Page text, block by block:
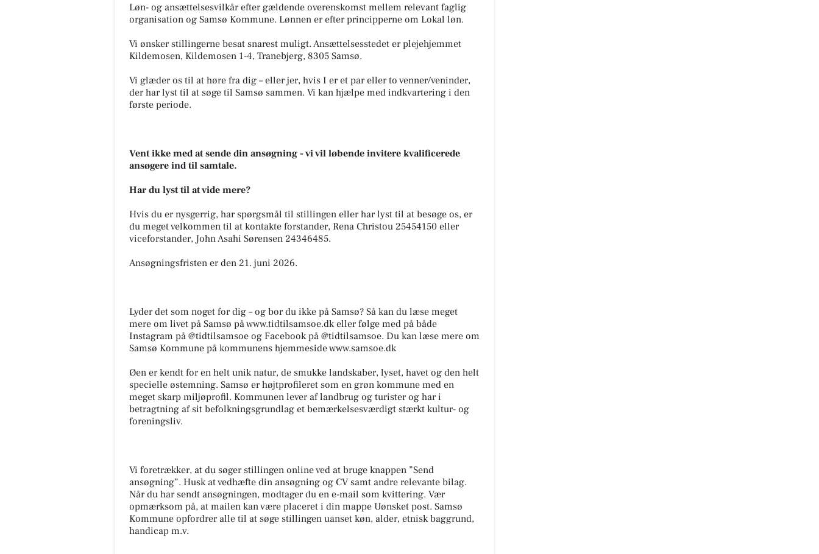
Løn- og ansættelsesvilkår efter gældende overenskomst mellem relevant faglig
organisation og Samsø Kommune. Lønnen er efter principperne om Lokal løn.
Vi ønsker stillingerne besat snarest muligt. Ansættelsesstedet er plejehjemmet
Kildemosen, Kildemosen 1-4, Tranebjerg, 8305 Samsø.
Vi glæder os til at høre fra dig – eller jer, hvis I er et par eller to venner/veninder,
der har lyst til at søge til Samsø sammen. Vi kan hjælpe med indkvartering i den
første periode.
Vent ikke med at sende din ansøgning - vi vil løbende invitere kvalificerede
ansøgere ind til samtale.
Har du lyst til at vide mere?
Hvis du er nysgerrig, har spørgsmål til stillingen eller har lyst til at besøge os, er
du meget velkommen til at kontakte forstander, Rena Christou 25454150 eller
viceforstander, John Asahi Sørensen 24346485.
Ansøgningsfristen er den 21. juni 2026.
Lyder det som noget for dig – og bor du ikke på Samsø? Så kan du læse meget
mere om livet på Samsø på www.tidtilsamsoe.dk eller følge med på både
Instagram på @tidtilsamsoe og Facebook på @tidtilsamsoe. Du kan læse mere om
Samsø Kommune på kommunens hjemmeside www.samsoe.dk
Øen er kendt for en helt unik natur, de smukke landskaber, lyset, havet og den helt
specielle østemning. Samsø er højtprofileret som en grøn kommune med en
meget skarp miljøprofil. Kommunen lever af landbrug og turister og har i
betragtning af sit befolkningsgrundlag et bemærkelsesværdigt stærkt kultur- og
foreningsliv.
Vi foretrækker, at du søger stillingen online ved at bruge knappen ”Send
ansøgning”. Husk at vedhæfte din ansøgning og CV samt andre relevante bilag.
Når du har sendt ansøgningen, modtager du en e-mail som kvittering. Vær
opmærksom på, at mailen kan være placeret i din mappe Uønsket post. Samsø
Kommune opfordrer alle til at søge stillingen uanset køn, alder, etnisk baggrund,
handicap m.v.